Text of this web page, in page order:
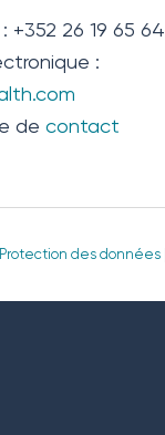
+352 26 19 65 64
:
decontact
Protection des données|